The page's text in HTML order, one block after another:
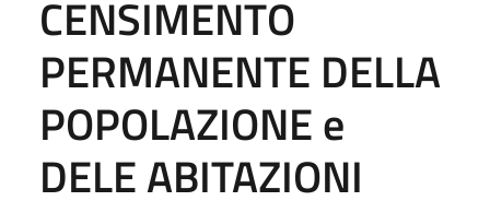
CENSIMENTO
PERMANENTE DELLA
POPOLAZIONE e
DELE ABITAZIONI